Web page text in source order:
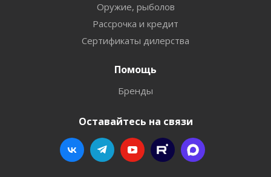
Оружие, рыболов
Рассрочка и кредит
Сертификаты дилерства
Помощь
Бренды
Оставайтесь на связи